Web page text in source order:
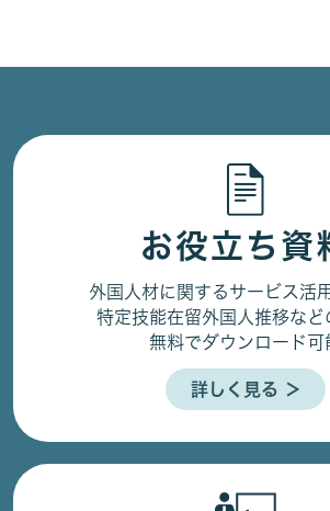
お役立ち資
外国人材に関するサービス活
特定技能在留外国人推移など
無料でダウンロード可
詳しく見る ＞